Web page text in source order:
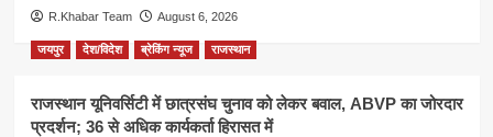
R.Khabar Team August 6, 2026
जयपुर देश/विदेश ब्रेकिंग न्यूज राजस्थान
राजस्थान यूनिवर्सिटी में छात्रसंघ चुनाव को लेकर बवाल, ABVP का जोरदार
प्रदर्शन; 36 से अधिक कार्यकर्ता हिरासत में